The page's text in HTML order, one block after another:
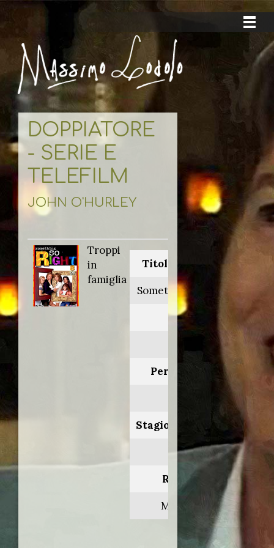
DOPPIATORE
- SERIE E
TELEFILM
JOHN O'HURLEY
Troppi
in
famiglia
Titolo originale:
Something so right
Anno:
Personaggio:
Stagione.Episodio:
1.21
Regia di:
Max Tash